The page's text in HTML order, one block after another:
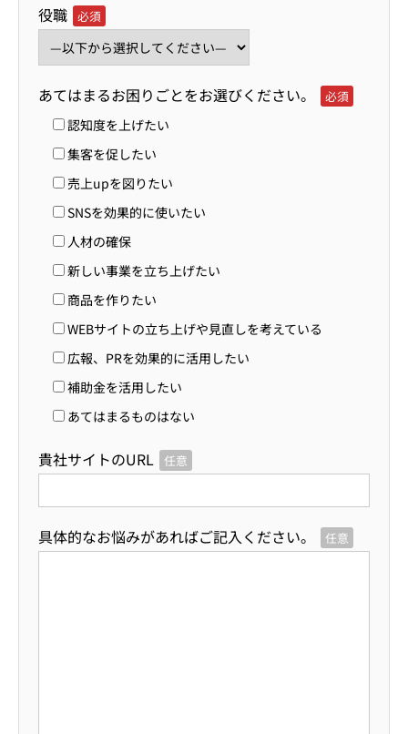
役職 必須
あてはまるお困りごとをお選びください。 必須
認知度を上げたい
集客を促したい
売上upを図りたい
SNSを効果的に使いたい
人材の確保
新しい事業を立ち上げたい
商品を作りたい
WEBサイトの立ち上げや見直しを考えている
広報、PRを効果的に活用したい
補助金を活用したい
あてはまるものはない
貴社サイトのURL 任意
具体的なお悩みがあればご記入ください。 任意